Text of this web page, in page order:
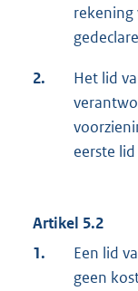
2.
Het lid
eerste
Artikel 5.2
1.
Een lid
geen